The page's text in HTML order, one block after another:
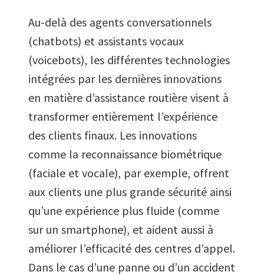
Au-delà des agents conversationnels
(chatbots) et assistants vocaux
(voicebots), les différentes technologies
intégrées par les dernières innovations
en matière d’assistance routière visent à
transformer entièrement l’expérience
des clients finaux. Les innovations
comme la reconnaissance biométrique
(faciale et vocale), par exemple, offrent
aux clients une plus grande sécurité ainsi
qu’une expérience plus fluide (comme
sur un smartphone), et aident aussi à
améliorer l’efficacité des centres d’appel.
Dans le cas d’une panne ou d’un accident